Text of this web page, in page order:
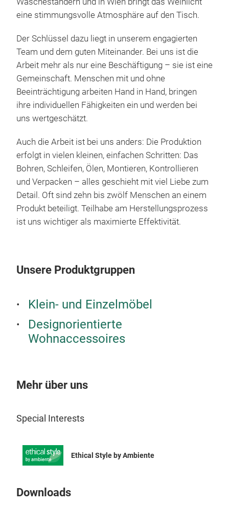
eine stimmungsvolle Atmosphäre auf den Tisch.
Der Schlüssel dazu liegt in unserem engagierten
Team und dem guten Miteinander. Bei uns ist die
Arbeit mehr als nur eine Beschäftigung – sie ist eine
Gemeinschaft. Menschen mit und ohne
Beeinträchtigung arbeiten Hand in Hand, bringen
ihre individuellen Fähigkeiten ein und werden bei
uns wertgeschätzt.
Auch die Arbeit ist bei uns anders: Die Produktion
erfolgt in vielen kleinen, einfachen Schritten: Das
Bohren, Schleifen, Ölen, Montieren, Kontrollieren
und Verpacken – alles geschieht mit viel Liebe zum
Detail. Oft sind zehn bis zwölf Menschen an einem
Produkt beteiligt. Teilhabe am Herstellungsprozess
ist uns wichtiger als maximierte Effektivität.
Unsere Produktgruppen
Klein- und Einzelmöbel
Designorientierte
Wohnaccessoires
Mehr über uns
Special Interests
Ethical Style by Ambiente
Downloads